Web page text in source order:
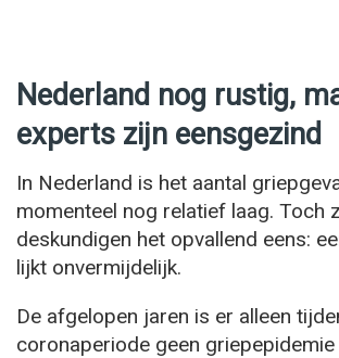
Nederland nog rustig,
experts zijn eensgezind
In Nederland is het aantal
momenteel nog relatief laag. Toch
deskundigen het opvallend eens:
lijkt onvermijdelijk.
De afgelopen jaren is er alleen
coronaperiode geen